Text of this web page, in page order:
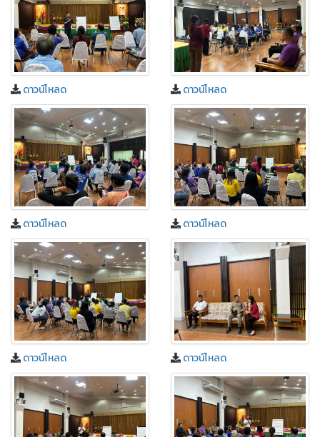
ดาวน์โหลด ดาวน์โหลด
ดาวน์โหลด ดาวน์โหลด
ดาวน์โหลด ดาวน์โหลด